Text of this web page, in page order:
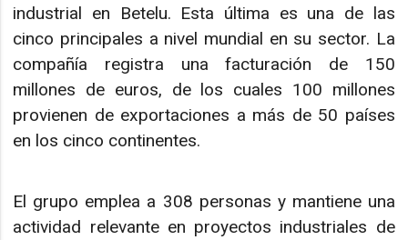
industrial en Betelu. Esta última es una de las
cinco principales a nivel mundial en su sector. La
compañía registra una facturación de 150
millones de euros, de los cuales 100 millones
provienen de exportaciones a más de 50 países
en los cinco continentes.
El grupo emplea a 308 personas y mantiene una
actividad relevante en proyectos industriales de